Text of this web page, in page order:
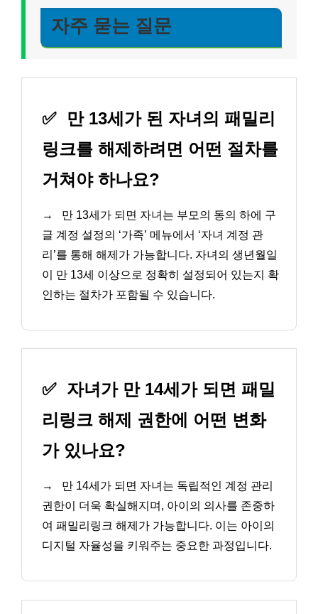
자주 묻는 질문
✅
만 13세가 된 자녀의 패밀리
링크를 해제하려면 어떤 절차를
거쳐야 하나요?
→
만 13세가 되면 자녀는 부모의 동의 하에 구
글 계정 설정의 ‘가족’ 메뉴에서 ‘자녀 계정 관
리’를 통해 해제가 가능합니다. 자녀의 생년월일
이 만 13세 이상으로 정확히 설정되어 있는지 확
인하는 절차가 포함될 수 있습니다.
✅ 자녀가 만 14세가 되면 패밀
리링크 해제 권한에 어떤 변화
가 있나요?
→
만 14세가 되면 자녀는 독립적인 계정 관리
권한이 더욱 확실해지며, 아이의 의사를 존중하
여 패밀리링크 해제가 가능합니다. 이는 아이의
디지털 자율성을 키워주는 중요한 과정입니다.